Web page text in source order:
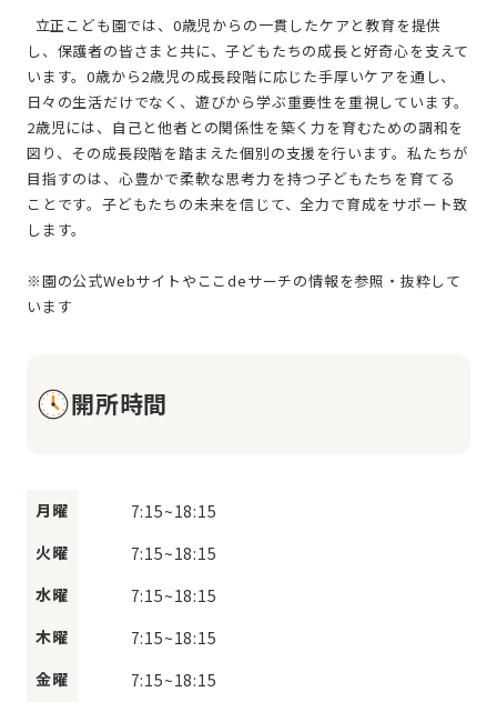
し、保護者の皆さまと共に、子どもたちの成長と好奇心を支えて
います。0歳から2歳児の成長段階に応じた手厚いケアを通し、
日々の生活だけでなく、遊びから学ぶ重要性を重視しています。
2歳児には、自己と他者との関係性を築く力を育むための調和を
図り、その成長段階を踏まえた個別の支援を行います。私たちが
目指すのは、心豊かで柔軟な思考力を持つ子どもたちを育てる
ことです。子どもたちの未来を信じて、全力で育成をサポート致
します。
※園の公式Webサイトやここdeサーチの情報を参照・抜粋して
開所時間
月曜 7:15~18:15
火曜
7:15~18:15
水曜
7:15~18:15
木曜
7:15~18:15
金曜
7:15~18:15